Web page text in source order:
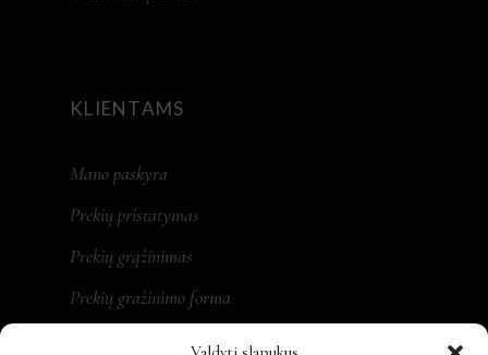
KLIENTAMS
Mano paskyra
Prekių pristatymas
Prekių grąžinimas
Prekių gražinimo forma